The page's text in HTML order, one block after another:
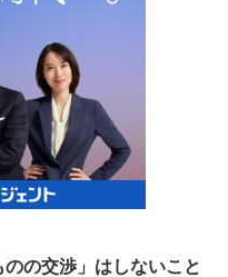
の交渉」はしないこと